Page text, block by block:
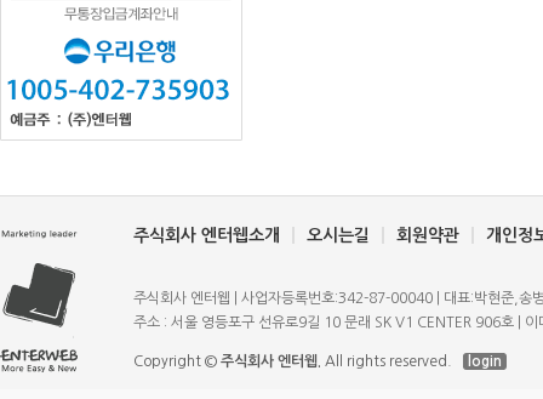
주식회사 엔터웹소개 오시는길 회원약관 개인정
주식회사 엔터웹 | 사업자등록번호:342-87-00040 | 대표:박현준,
주소 : 서울 영등포구 선유로9길 10 문래 SK V1 CENTER 906호 |
Copyright © 주식회사 엔터웹. All rights reserved. login